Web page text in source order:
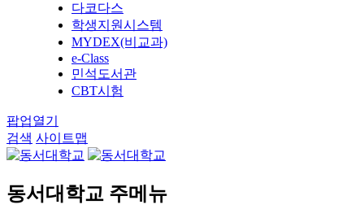
다코다스
학생지원시스템
MYDEX(비교과)
e-Class
민석도서관
CBT시험
팝업열기
검색 사이트맵
동서대학교 주메뉴